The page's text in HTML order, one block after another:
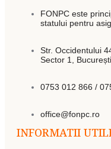
FONPC este
statului pentru
Str. Occidentului
Sector 1, București
0753 012 866 /
office@fonpc.ro
INFORMATII